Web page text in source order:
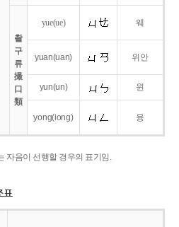
촬
구
류
撮
口
類
yue(ue) 웨
yuan(uan) 위안
yun(un) 윈
yong(iong) 융
자음이 선행할 경우의 표기임.
표